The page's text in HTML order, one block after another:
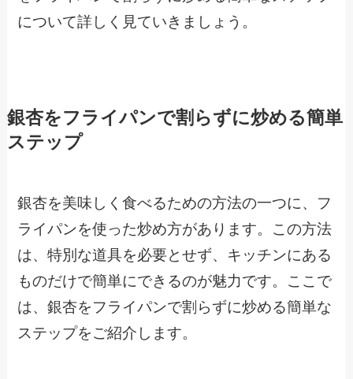
について詳しく見ていきましょう。
銀杏をフライパンで割らずに炒める簡単
ステップ
銀杏を美味しく食べるための方法の一つに、フ
ライパンを使った炒め方があります。この方法
は、特別な道具を必要とせず、キッチンにある
ものだけで簡単にできるのが魅力です。ここで
は、銀杏をフライパンで割らずに炒める簡単な
ステップをご紹介します。